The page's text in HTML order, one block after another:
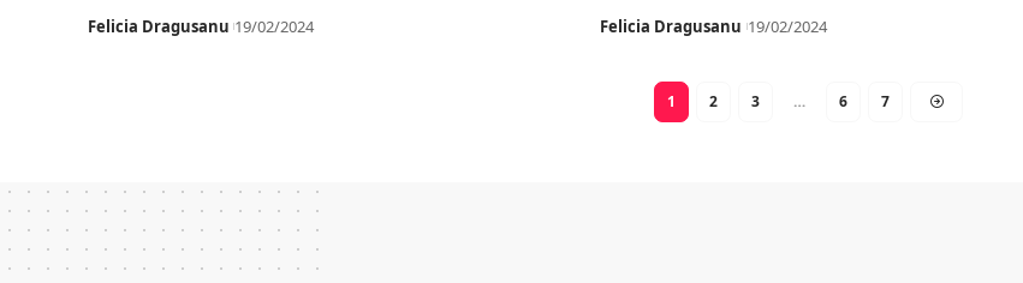
Felicia Dragusanu 19/02/2024 Felicia Dragusanu 19/02/2024
1 2 3 … 6 7